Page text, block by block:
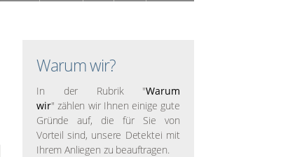
Warum wir?
In der Rubrik "Warum
wir" zählen wir Ihnen einige gute
Gründe auf, die für Sie von
Vorteil sind, unsere Detektei mit
Ihrem Anliegen zu beauftragen.